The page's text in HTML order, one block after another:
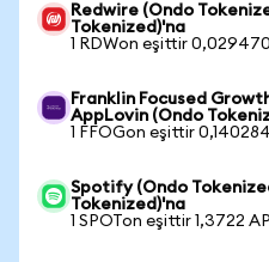
Redwire (Ondo
Tokenized)'na
1 RDWon eşittir
Franklin Focused
AppLovin (Ondo
1 FFOGon eşittir
Spotify (Ondo
Tokenized)'na
1 SPOTon eşittir 1,3722